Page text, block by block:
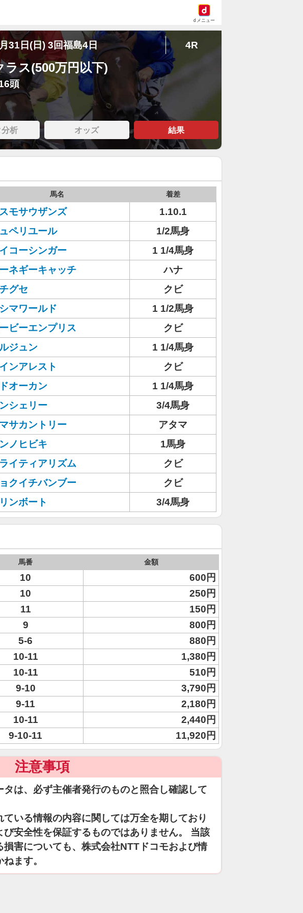
dメニュー
31日(日) 3回福島4日 4R
ラス(500万円以下)
頭
析 オッズ 結果
馬名 着差
モサウザンズ
1.10.1
ペリユール
1/2馬身
コーシンガー
1 1/4馬身
ネギーキャッチ
ハナ
グセ
クビ
マワールド
1 1/2馬身
ビーエンプリス
クビ
ジュン
1 1/4馬身
ンアレスト
クビ
オーカン
1 1/4馬身
シェリー
3/4馬身
サカントリー
アタマ
ノヒビキ
1馬身
イティアリズム
クビ
クイチバンブー
クビ
ンボート 3/4馬身
馬番 金額
10 600円
10
250円
11
150円
9
800円
5-6
880円
10-11 1,380円
10-11
510円
9-10
3,790円
9-11
2,180円
10-11
2,440円
9-10-11 11,920円
注意事項
は、必ず主催者発行のものと照合し確認して
いる情報の内容に関しては万全を期しており
び安全性を保証するものではありません。 当該
害についても、株式会社NTTドコモおよび情
ます。